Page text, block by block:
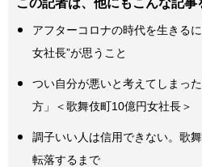
アフターコロナの時代を生きる
女社長”が思うこと
つい自分が悪いと考えてしまっ
方」＜歌舞伎町10億円女社長＞
調子いい人は信用できない。歌
転落するまで